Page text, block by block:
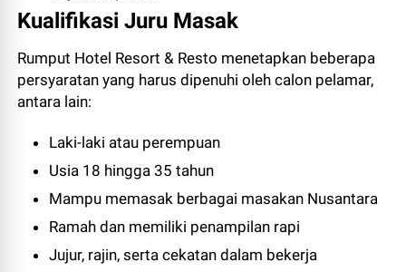
Kualifikasi Juru Masak
Rumput Hotel Resort & Resto menetapkan beberapa
persyaratan yang harus dipenuhi oleh calon pelamar,
antara lain:
Laki-laki atau perempuan
Usia 18 hingga 35 tahun
Mampu memasak berbagai masakan Nusantara
Ramah dan memiliki penampilan rapi
Jujur, rajin, serta cekatan dalam bekerja